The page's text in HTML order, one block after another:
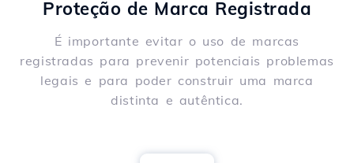
Proteção de Marca Registrada
É importante evitar o uso de marcas
registradas para prevenir potenciais problemas
legais e para poder construir uma marca
distinta e autêntica.